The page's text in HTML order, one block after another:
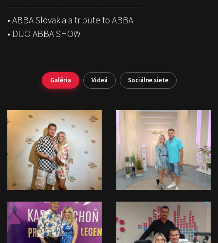
----------------------------------------------
•⁠ ⁠ABBA Slovakia a tribute to ABBA
•⁠ ⁠DUO ABBA SHOW
Galéria Videá Sociálne siete